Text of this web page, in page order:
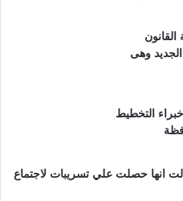
وهى
التخطيط
انها حصلت علي تسريبات لاجتماع